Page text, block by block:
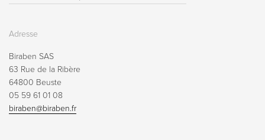
Adresse
Biraben SAS
63 Rue de la Ribère
64800 Beuste
05 59 61 01 08
biraben@biraben.fr